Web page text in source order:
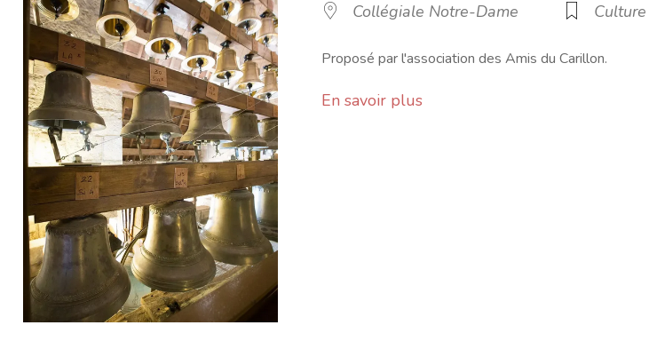
Collégiale Notre-Dame
Culture
Proposé par l'association des Amis du Carillon.
En savoir plus